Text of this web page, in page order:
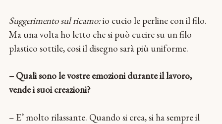
Suggerimento sul ricamo:io cucio le perline con il filo.
Ma una volta ho letto che si può cucire su un filo
plastico sottile, cosi il disegno sarà più uniforme.
– Quali sono le vostre emozioni durante il lavoro,
vende i suoi creazioni?
– E’ molto rilassante. Quando si crea, si ha sempre il